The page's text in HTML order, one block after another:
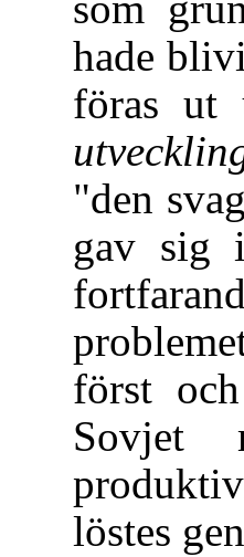
hade
föras
"den
gav sig
först
Sovjet
löstes